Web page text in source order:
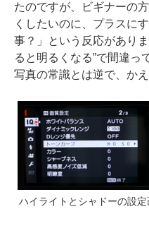
たのですが、ビギナーの
くしたいのに、プラスに
事？」という反応があり
ると明るくなる”で間違っ
写真の常識とは逆で、か
ハイライトとシャドーの設定